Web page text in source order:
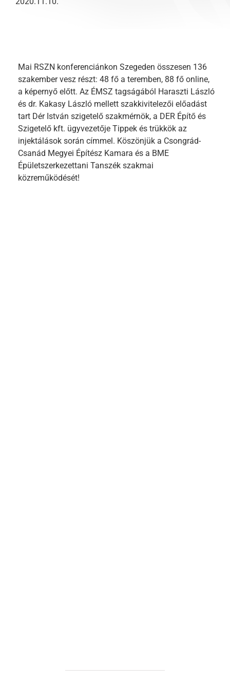
Mai RSZN konferenciánkon Szegeden összesen 136
szakember vesz részt: 48 fő a teremben, 88 fő online,
a képernyő előtt. Az ÉMSZ tagságából Haraszti László
és dr. Kakasy László mellett szakkivitelezői előadást
tart Dér István szigetelő szakmérnök, a DER Építő és
Szigetelő kft. ügyvezetője Tippek és trükkök az
injektálások során címmel. Köszönjük a Csongrád-
Csanád Megyei Építész Kamara és a BME
Épületszerkezettani Tanszék szakmai
közreműködését!